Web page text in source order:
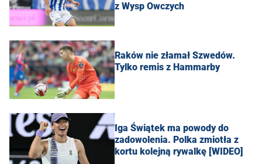
z Wysp Owczych
Raków nie złamał Szwedów.
Tylko remis z Hammarby
Iga Świątek ma powody do
zadowolenia. Polka zmiotła z
kortu kolejną rywalkę [WIDEO]